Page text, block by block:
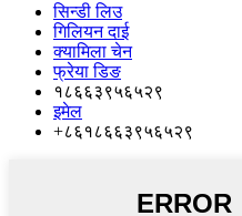
सिन्डी लिउ
गिलियन दाई
क्यामिला चेन
फ्रेया डिङ
१८६६३९५६५२९
इमेल
+८६१८६६३९५६५२९